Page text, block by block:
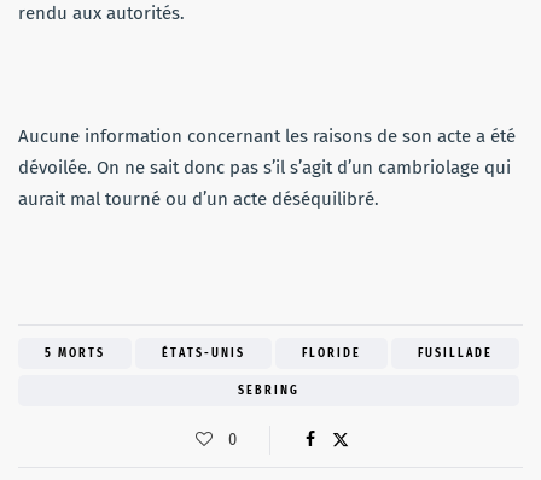
rendu aux autorités.
Aucune information concernant les raisons de son acte a été
dévoilée. On ne sait donc pas s’il s’agit d’un cambriolage qui
aurait mal tourné ou d’un acte déséquilibré.
5 MORTS ÉTATS-UNIS FLORIDE FUSILLADE
SEBRING
0